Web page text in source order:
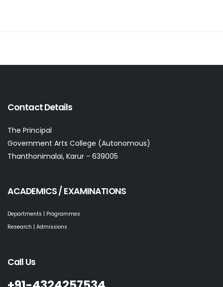
Contact Details
The Principal
Government Arts College (Autonomous)
Thanthonimalai, Karur - 639005
ACADEMICS / EXAMINATIONS
Departments | Programmes
Research | Admissions
Call Us